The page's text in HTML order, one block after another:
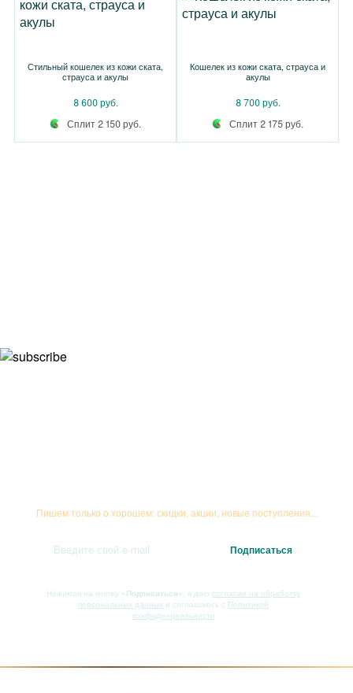
Стильный кошелек из кожи ската,
страуса и акулы
8 600 руб.
Сплит 2 150 руб.
Кошелек из кожи ската, страуса и
акулы
8 700 руб.
Сплит 2 175 руб.
Пишем только о хорошем: скидки, акции, новые поступления...
Нажимая на кнопку «Подписаться» , я даю согласие на обработку
персональных данных и соглашаюсь с Политикой
конфиденциальности